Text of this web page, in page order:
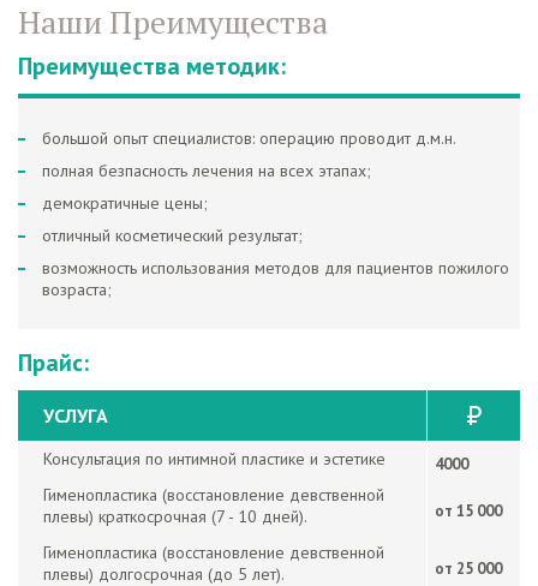
Наши Преимущества
Преимущества методик:
большой опыт специалистов: операцию проводит д.м.н.
полная безпасность лечения на всех этапах;
демократичные цены;
отличный косметический результат;
возможность использования методов для пациентов пожилого
возраста;
Прайс:
УСЛУГA
Консультация по интимной пластике и эстетике 4000
Гименопластика (восстановление девственной
плевы) краткосрочная (7 - 10 дней).
от 15 000
Гименопластика (восстановление девственной
плевы) долгосрочная (до 5 лет).
от 25 000